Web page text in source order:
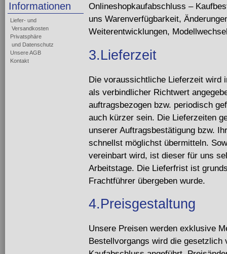
Onlineshopkaufabschluss –
uns Warenverfügbarkeit,
Weiterentwicklungen,
3.Lieferzeit
Die voraussichtliche Lieferzeit wird
als verbindlicher Richtwert
auftragsbezogen bzw. periodisch
auch kürzer sein. Die Lieferzeiten
unserer Auftragsbestätigung bzw.
schnellst möglichst übermitteln.
vereinbart wird, ist dieser für uns
Arbeitstage. Die Lieferfrist ist
Frachtführer übergeben wurde.
4.Preisgestaltung
Unsere Preisen werden exklusive
Bestellvorgangs wird die
Informationen
Liefer- und
Versandkosten
Privatsphäre
und Datenschutz
Unsere AGB
Kontakt